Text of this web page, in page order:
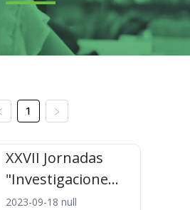
1
XXVII Jornadas
"Investigacione...
2023-09-18 null